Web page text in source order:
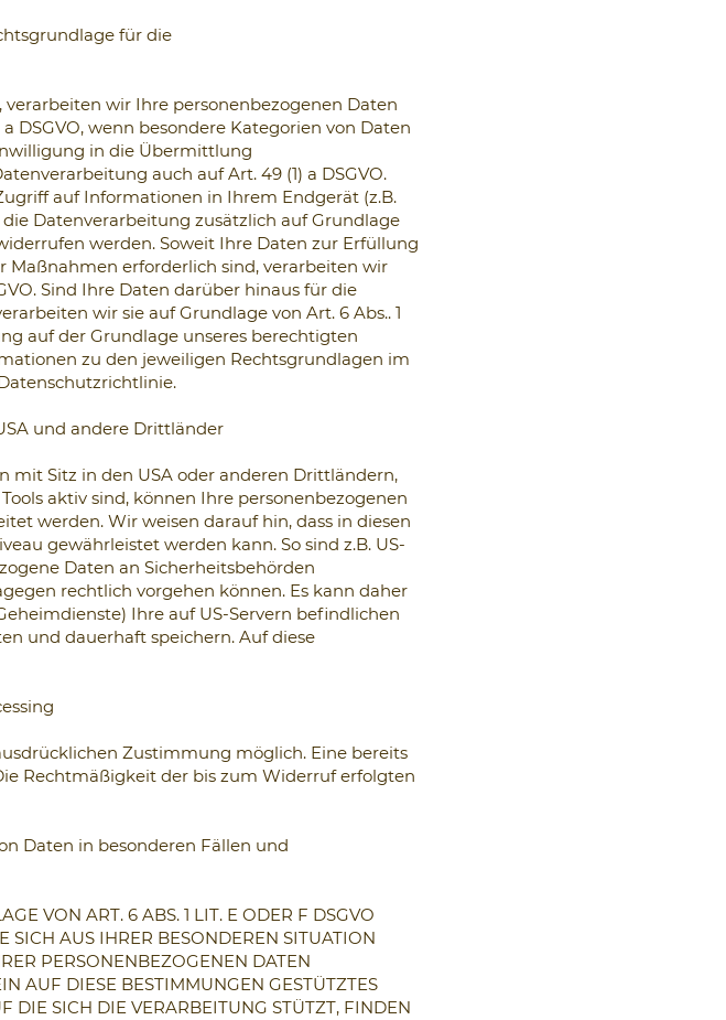
für die
wir Ihre personenbezogenen Daten
DSGVO, wenn besondere Kategorien von Daten
in die Übermittlung
auch auf Art. 49 (1) a DSGVO.
auf Informationen in Ihrem Endgerät (z.B.
Datenverarbeitung zusätzlich auf Grundlage
werden. Soweit Ihre Daten zur Erfüllung
Maßnahmen erforderlich sind, verarbeiten wir
Sind Ihre Daten darüber hinaus für die
wir sie auf Grundlage von Art. 6 Abs.. 1
auf der Grundlage unseres berechtigten
zu den jeweiligen Rechtsgrundlagen im
und andere Drittländer
mit Sitz in den USA oder anderen Drittländern,
aktiv sind, können Ihre personenbezogenen
werden. Wir weisen darauf hin, dass in diesen
gewährleistet werden kann. So sind z.B. US-
Daten an Sicherheitsbehörden
rechtlich vorgehen können. Es kann daher
Ihre auf US-Servern befindlichen
und dauerhaft speichern. Auf diese
Zustimmung möglich. Eine bereits
Rechtmäßigkeit der bis zum Widerruf erfolgten
Daten in besonderen Fällen und
VON ART. 6 ABS. 1 LIT. E ODER F DSGVO
SICH AUS IHRER BESONDEREN SITUATION
PERSONENBEZOGENEN DATEN
AUF DIESE BESTIMMUNGEN GESTÜTZTES
DIE SICH DIE VERARBEITUNG STÜTZT, FINDEN